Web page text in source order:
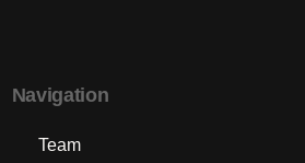
Navigation
Team